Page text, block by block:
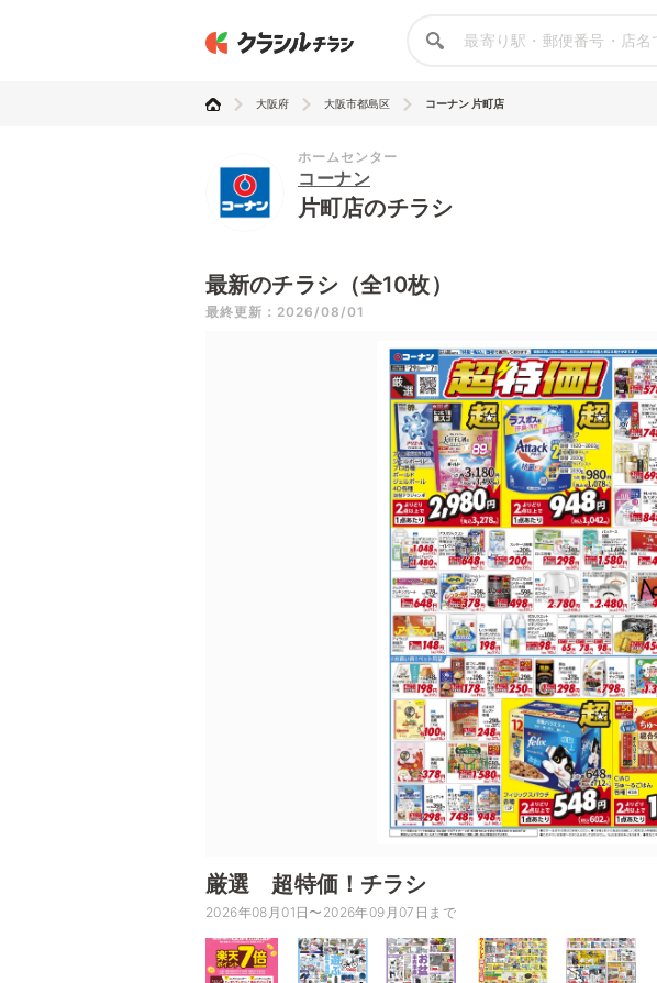
大阪府 大阪市都島区 コーナン 片町店
ホームセンター
コーナン
片町店のチラシ
最新のチラシ（全10枚）
最終更新：2026/08/01
厳選 超特価！チラシ
2026年08月01日〜2026年09月07日まで